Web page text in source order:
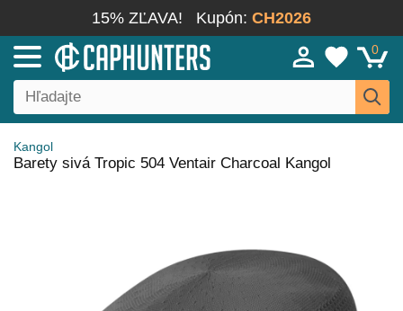
15% ZĽAVA! Kupón: CH2026
0
Kangol
Barety sivá Tropic 504 Ventair Charcoal Kangol